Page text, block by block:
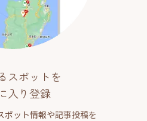
スポットを
入り登録
ポット情報や記事投稿を